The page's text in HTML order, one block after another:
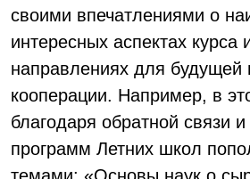
своими впечатлениями о
интересных аспектах курса
направлениях для будущей
кооперации. Например, в
благодаря обратной связи
программ Летних школ